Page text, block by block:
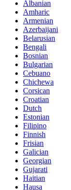
Albanian
Amharic
Armenian
Azerbaijani
Belarusian
Bengali
Bosnian
Bulgarian
Cebuano
Chichewa
Corsican
Croatian
Dutch
Estonian
Filipino
Finnish
Frisian
Galician
Georgian
Gujarati
Haitian
Hausa